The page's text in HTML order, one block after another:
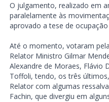
O julgamento, realizado em
paralelamente às
aprovado a tese de
Até o momento, votaram
Relator Ministro Gilmar
Alexandre de Moraes, Flávio
Toffoli, tendo, os três
Relator com algumas
Fachin, que divergiu em